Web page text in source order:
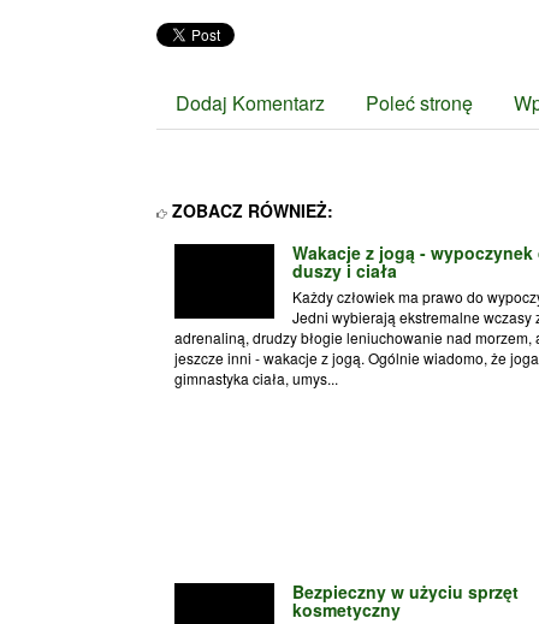
Dodaj Komentarz Poleć stronę
ZOBACZ RÓWNIEŻ:
Wakacje z jogą - wypoczynek
duszy i ciała
Każdy człowiek ma prawo do
Jedni wybierają ekstremalne wczasy
adrenaliną, drudzy błogie leniuchowanie nad morzem,
jeszcze inni - wakacje z jogą. Ogólnie wiadomo, że
gimnastyka ciała, umys...
Bezpieczny w użyciu sprzęt
kosmetyczny